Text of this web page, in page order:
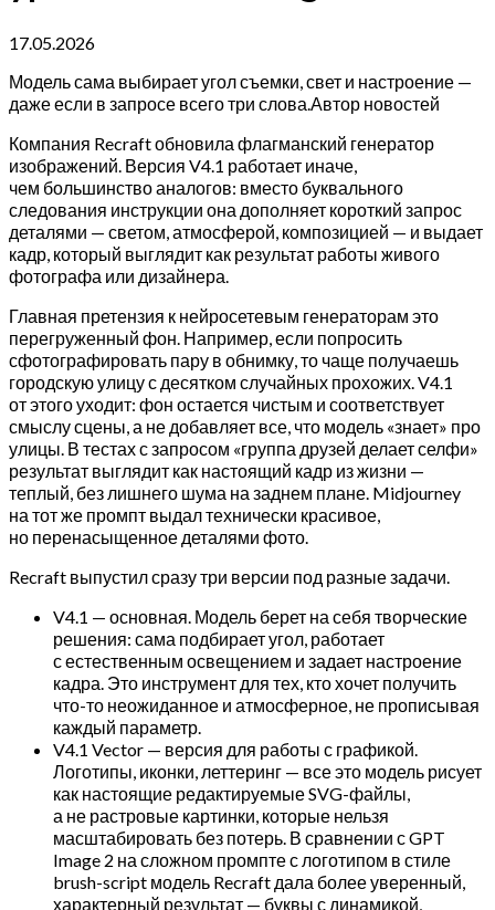
17.05.2026
Модель сама выбирает угол съемки, свет и настроение —
даже если в запросе всего три слова.Автор новостей
Компания Recraft обновила флагманский генератор
изображений. Версия V4.1 работает иначе,
чем большинство аналогов: вместо буквального
следования инструкции она дополняет короткий запрос
деталями — светом, атмосферой, композицией — и выдает
кадр, который выглядит как результат работы живого
фотографа или дизайнера.
Главная претензия к нейросетевым генераторам это
перегруженный фон. Например, если попросить
сфотографировать пару в обнимку, то чаще получаешь
городскую улицу с десятком случайных прохожих. V4.1
от этого уходит: фон остается чистым и соответствует
смыслу сцены, а не добавляет все, что модель «знает» про
улицы. В тестах с запросом «группа друзей делает селфи»
результат выглядит как настоящий кадр из жизни —
теплый, без лишнего шума на заднем плане. Midjourney
на тот же промпт выдал технически красивое,
но перенасыщенное деталями фото.
Recraft выпустил сразу три версии под разные задачи.
V4.1 — основная. Модель берет на себя творческие
решения: сама подбирает угол, работает
с естественным освещением и задает настроение
кадра. Это инструмент для тех, кто хочет получить
что-то неожиданное и атмосферное, не прописывая
каждый параметр.
V4.1 Vector — версия для работы с графикой.
Логотипы, иконки, леттеринг — все это модель рисует
как настоящие редактируемые SVG-файлы,
а не растровые картинки, которые нельзя
масштабировать без потерь. В сравнении с GPT
Image 2 на сложном промпте с логотипом в стиле
brush-script модель Recraft дала более уверенный,
характерный результат — буквы с динамикой,